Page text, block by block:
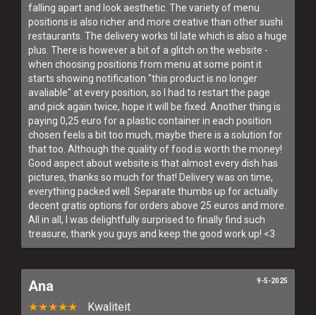
falling apart and look aesthetic. The variety of menu
positions is also richer and more creative than other sushi
restaurants. The delivery works til late which is also a huge
plus. There is however a bit of a glitch on the website -
when choosing positions from menu at some point it
starts showing notification "this product is no longer
avaliable" at every position, so I had to restart the page
and pick again twice, hope it will be fixed. Another thing is
paying 0,25 euro for a plastic container in each position
chosen feels a bit too much, maybe there is a solution for
that too. Although the quality of food is worth the money!
Good aspect about website is that almost every dish has
pictures, thanks so much for that! Delivery was on time,
everything packed well. Separate thumbs up for actually
decent gratis options for orders above 25 euros and more.
All in all, I was delightfully surprised to finally find such
treasure, thank you guys and keep the good work up! <3
Ana
★★★★★
Kwaliteit
9-5-2025